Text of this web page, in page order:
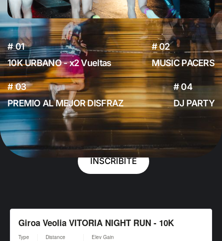
# 01
10K URBANO - x2 Vueltas
# 02
MUSIC PACERS
# 03
PREMIO AL MEJOR DISFRAZ
# 04
DJ PARTY
INSCRÍBITE